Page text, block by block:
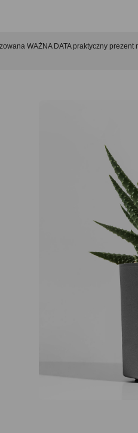
WAŻNA DATA praktyczny prezent